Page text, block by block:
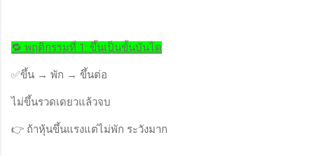
🔁 พฤติกรรมที่ 1: ขึ้นเป็นขั้นบันได
✅ขึ้น → พัก → ขึ้นต่อ
ไม่ขึ้นรวดเดยวแล้วจบ
👉 ถ้าหุ้นขึ้นแรงแต่ไม่พัก ระวังมาก